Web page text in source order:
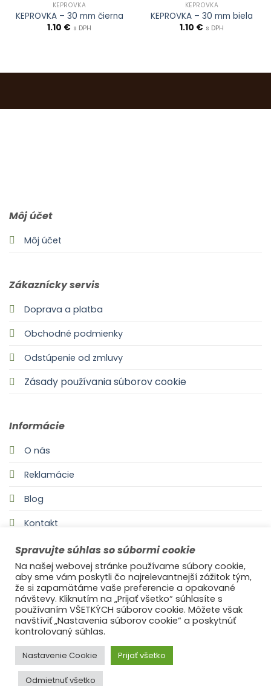
KEPROVKA
KEPROVKA – 30 mm čierna
1.10 € s DPH
KEPROVKA
KEPROVKA – 30 mm biela
1.10 € s DPH
Môj účet
Môj účet
Zákaznícky servis
Doprava a platba
Obchodné podmienky
Odstúpenie od zmluvy
Zásady používania súborov cookie
Informácie
O nás
Reklamácie
Blog
Kontakt
©2021Ufonaut - Webcreation
Spravujte súhlas so súbormi cookie
Na našej webovej stránke používame súbory cookie,
aby sme vám poskytli čo najrelevantnejší zážitok tým,
že si zapamätáme vaše preferencie a opakované
návštevy. Kliknutím na „Prijať všetko“ súhlasíte s
používaním VŠETKÝCH súborov cookie. Môžete však
navštíviť „Nastavenia súborov cookie“ a poskytnúť
kontrolovaný súhlas.
Nastavenie Cookie Prijať všetko
Odmietnuť všetko